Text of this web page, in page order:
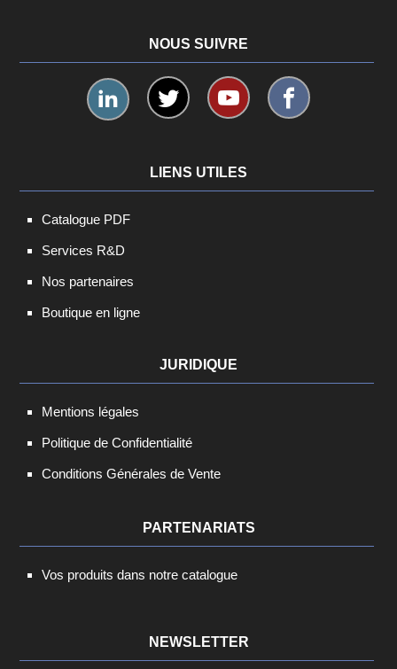
NOUS SUIVRE
LIENS UTILES
Catalogue PDF
Services R&D
Nos partenaires
Boutique en ligne
JURIDIQUE
Mentions légales
Politique de Confidentialité
Conditions Générales de Vente
PARTENARIATS
Vos produits dans notre catalogue
NEWSLETTER